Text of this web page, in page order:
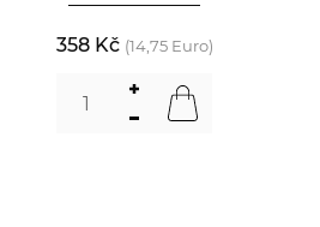
358 Kč (14,75 Euro)